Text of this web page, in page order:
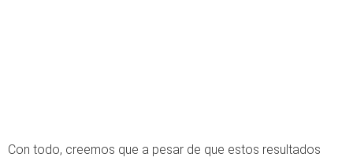
Con todo, creemos que a pesar de que estos resultados